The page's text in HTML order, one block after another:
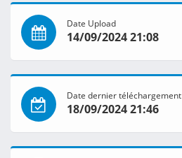
Date Upload
14/09/2024 21:08
Date dernier téléchargement
18/09/2024 21:46